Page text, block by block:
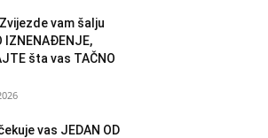
vam šalju
IZNENAĐENJE,
šta vas TAČNO
vas JEDAN OD